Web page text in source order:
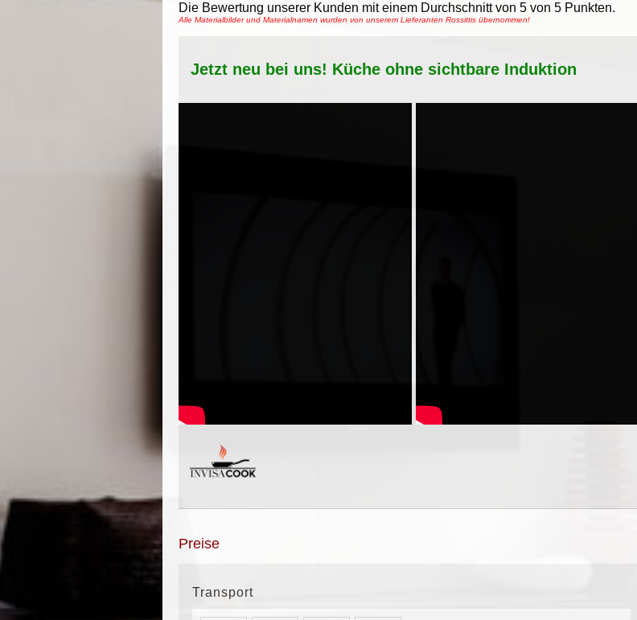
Die Bewertung unserer Kunden mit einem Durchschnitt von 5 von 5 Punkten.
Alle Materialbilder und Materialnamen wurden von unserem Lieferanten Rossittis übernommen!
Jetzt neu bei uns! Küche ohne sichtbare Induktion
Preise
Transport